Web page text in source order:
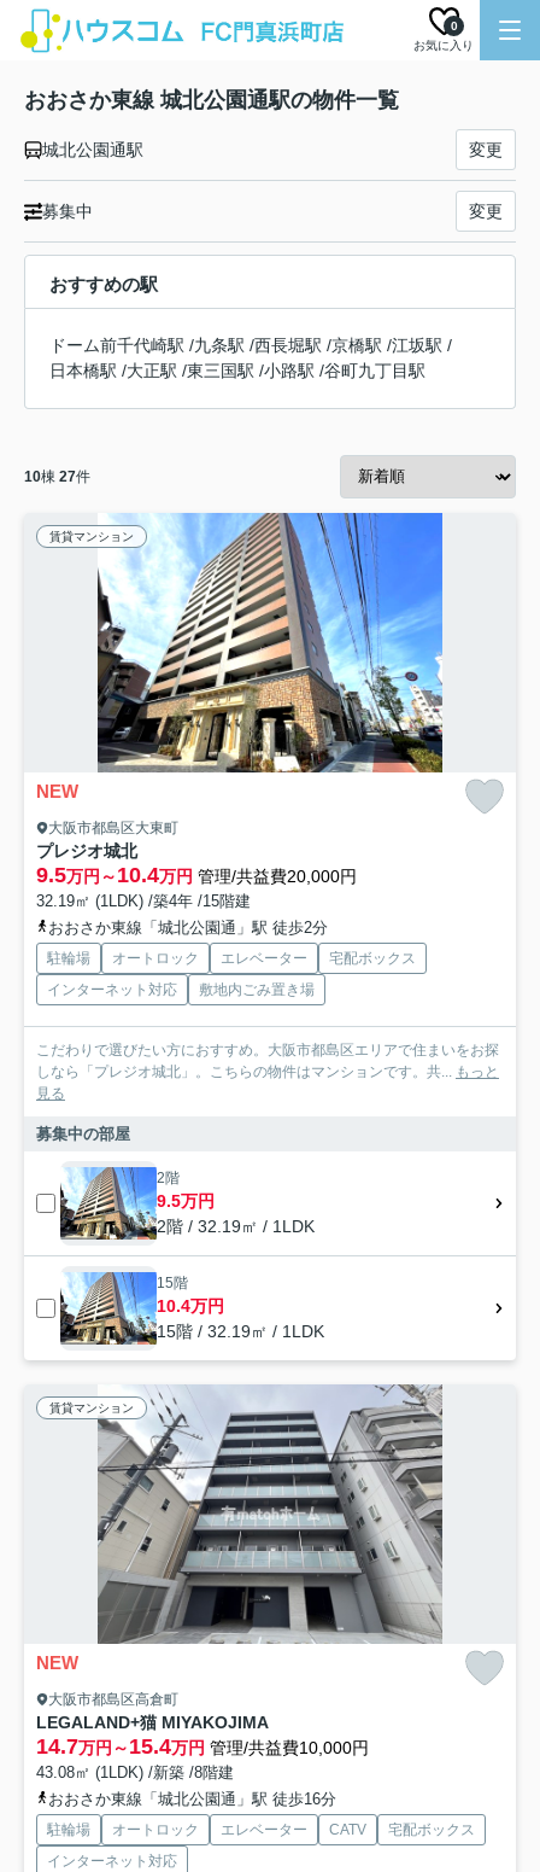
お気に入り
0
おおさか東線 城北公園通駅の物件一覧
城北公園通駅 変更
募集中 変更
おすすめの駅
ドーム前千代崎駅 /九条駅 /西長堀駅 /京橋駅 /江坂駅 /
日本橋駅 /大正駅 /東三国駅 /小路駅 /谷町九丁目駅
10棟 27件
賃貸マンション
NEW
大阪市都島区大東町
プレジオ城北
9.5万円～10.4万円 管理/共益費20,000円
32.19㎡ (1LDK) /築4年 /15階建
おおさか東線「城北公園通」駅 徒歩2分
駐輪場 オートロック エレベーター
宅配ボックス
インターネット対応
敷地内ごみ置き場
こだわりで選びたい方におすすめ。大阪市都島区エリアで住まいをお探
しなら「プレジオ城北」。こちらの物件はマンションです。共... もっと
見る
募集中の部屋
2階
9.5万円
2階 / 32.19㎡ / 1LDK
15階
10.4万円
15階 / 32.19㎡ / 1LDK
賃貸マンション
NEW
大阪市都島区高倉町
LEGALAND+猫 MIYAKOJIMA
14.7万円～15.4万円 管理/共益費10,000円
43.08㎡ (1LDK) /新築 /8階建
おおさか東線「城北公園通」駅 徒歩16分
駐輪場 オートロック エレベーター CATV
宅配ボックス
インターネット対応